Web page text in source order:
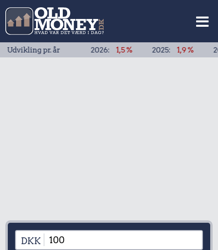
pr. år2026: 1,5 % 2025: 1,9 % 2024: 1,9
DKK